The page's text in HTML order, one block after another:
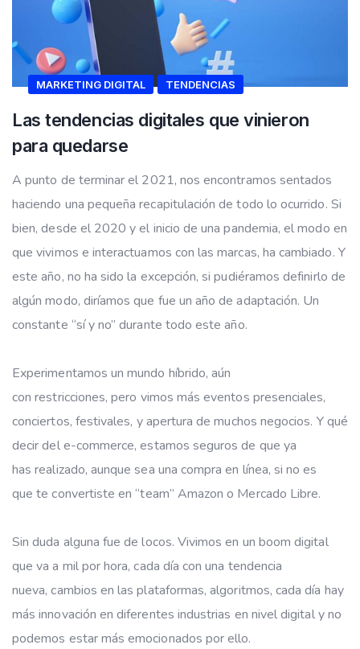
MARKETING DIGITAL TENDENCIAS
Las tendencias digitales que vinieron
para quedarse
A punto de terminar el 2021, nos encontramos sentados
haciendo una pequeña recapitulación de todo lo ocurrido. Si
bien, desde el 2020 y el inicio de una pandemia, el modo en
que vivimos e interactuamos con las marcas, ha cambiado. Y
este año, no ha sido la excepción, si pudiéramos definirlo de
algún modo, diríamos que fue un año de adaptación. Un
constante “sí y no” durante todo este año.
Experimentamos un mundo híbrido, aún
con restricciones, pero vimos más eventos presenciales,
conciertos, festivales, y apertura de muchos negocios. Y qué
decir del e-commerce, estamos seguros de que ya
has realizado, aunque sea una compra en línea, si no es
que te convertiste en “team” Amazon o Mercado Libre.
Sin duda alguna fue de locos. Vivimos en un boom digital
que va a mil por hora, cada día con una tendencia
nueva, cambios en las plataformas, algoritmos, cada día hay
más innovación en diferentes industrias en nivel digital y no
podemos estar más emocionados por ello.